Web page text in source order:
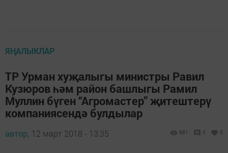
ЯҢАЛЫКЛАР
ТР Урман хуҗалыгы министры Равил
Кузюров һәм район башлыгы Рамил
Муллин бүген “Агромастер” җитештерү
компаниясендә булдылар
автор, 12 март 2018 - 13:35 881 0 0